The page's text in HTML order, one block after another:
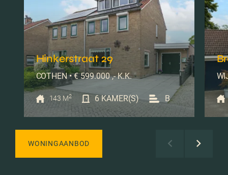
Hinkerstraat 29
COTHEN • € 599.000 ,- K.K.
143 M2 6 KAMER(S) B
WONINGAANBOD